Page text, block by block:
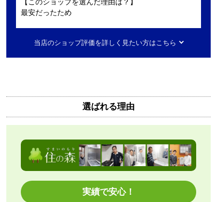
最安だったため
2日ほど
さん
はい
ショップからの連絡や対応は適切でしたか？
はい
予定の期日までに商品が届きましたか？
当店のショップ評価を詳しく見たい方はこちら
選ばれる理由
実績で安心！